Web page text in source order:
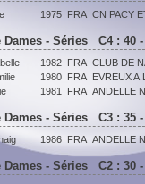
1975 FRA CN PACY
Dames - Séries C4 : 40 -
1982 FRA CLUB DE
1980 FRA EVREUX
1981 FRA ANDELLE
Dames - Séries C3 : 35 -
1986 FRA ANDELLE
Dames - Séries C2 : 30 -